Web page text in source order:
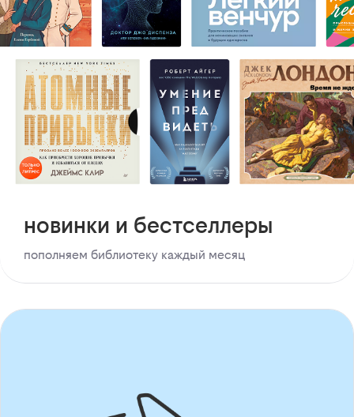
новинки и бестселлеры
пополняем библиотеку каждый месяц